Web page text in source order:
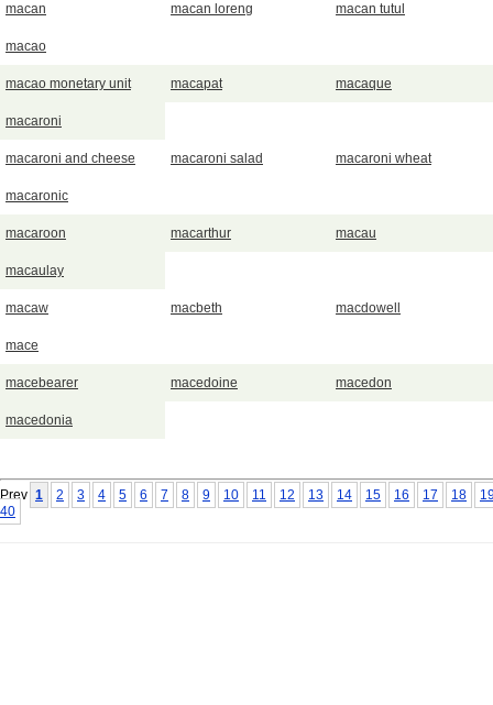
macan macan loreng macan tutul
macao
macao monetary unit macapat macaque
macaroni
macaroni and cheese macaroni salad macaroni wheat
macaronic
macaroon macarthur macau
macaulay
macaw macbeth macdowell
mace
macebearer macedoine macedon
macedonia
Prev 1 2 3 4 5 6 7 8 9 10 11 12 13 14 15 16 17 18
40